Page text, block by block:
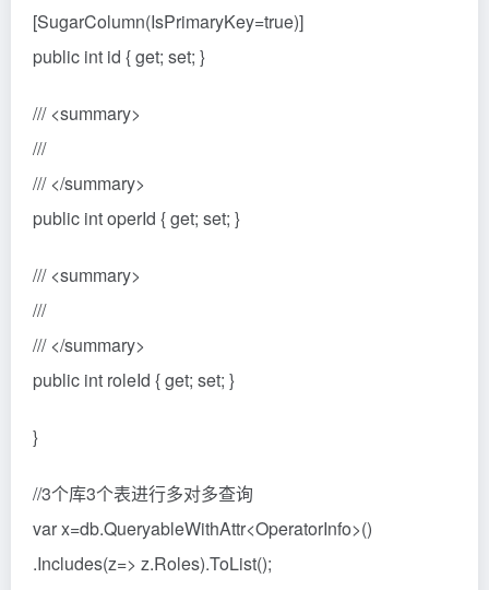
[SugarColumn(IsPrimaryKey=true)]
public int id { get; set; }
/// <summary>
///
/// </summary>
public int operId { get; set; }
/// <summary>
///
/// </summary>
public int roleId { get; set; }
}
//3个库3个表进行多对多查询
var x=db.QueryableWithAttr<OperatorInfo>()
.Includes(z=> z.Roles).ToList();